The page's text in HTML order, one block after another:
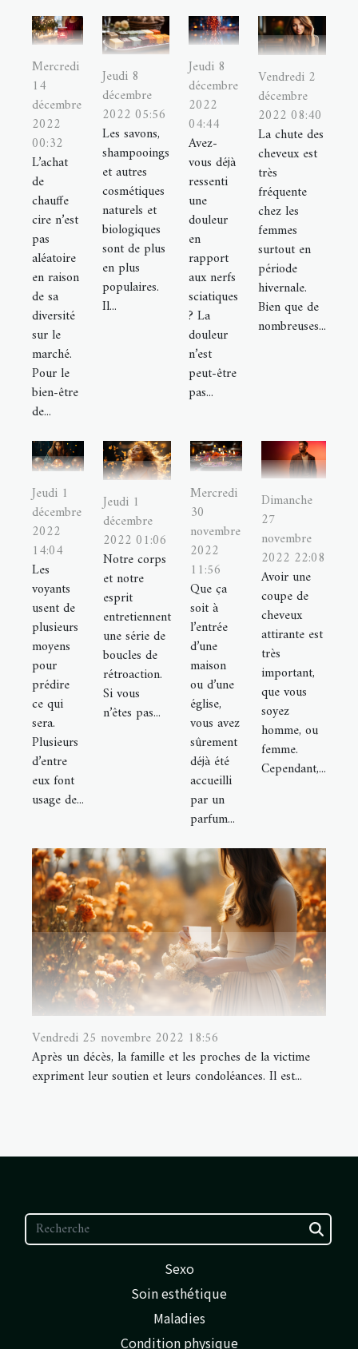
Mercredi
14
décembre
2022
00:32
L’achat
de
chauffe
cire n’est
pas
aléatoire
en raison
de sa
diversité
sur le
marché.
Pour le
bien-être
de...
Jeudi 8
décembre
2022 05:56
Les savons,
shampooings
et autres
cosmétiques
naturels et
biologiques
sont de plus
en plus
populaires.
Il...
Jeudi 8
décembre
2022
04:44
Avez-
vous déjà
ressenti
une
douleur
en
rapport
aux nerfs
sciatiques
? La
douleur
n’est
peut-être
pas...
Vendredi 2
décembre
2022 08:40
La chute des
cheveux est
très
fréquente
chez les
femmes
surtout en
période
hivernale.
Bien que de
nombreuses...
Jeudi 1
décembre
2022
14:04
Les
voyants
usent de
plusieurs
moyens
pour
prédire
ce qui
sera.
Plusieurs
d’entre
eux font
usage de...
Jeudi 1
décembre
2022 01:06
Notre corps
et notre
esprit
entretiennent
une série de
boucles de
rétroaction.
Si vous
n’êtes pas...
Mercredi
30
novembre
2022
11:56
Que ça
soit à
l’entrée
d’une
maison
ou d’une
église,
vous avez
sûrement
déjà été
accueilli
par un
parfum...
Dimanche
27
novembre
2022 22:08
Avoir une
coupe de
cheveux
attirante est
très
important,
que vous
soyez
homme, ou
femme.
Cependant,...
Vendredi 25 novembre 2022 18:56
Après un décès, la famille et les proches de la victime
expriment leur soutien et leurs condoléances. Il est...
Sexo
Soin esthétique
Maladies
Condition physique